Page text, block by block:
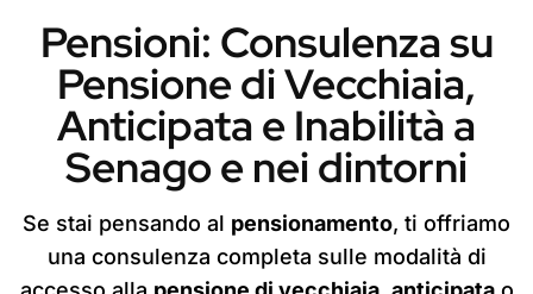
Pensioni: Consulenza su
Pensione di Vecchiaia,
Anticipata e Inabilità a
Senago e nei dintorni
Se stai pensando al pensionamento, ti offriamo
una consulenza completa sulle modalità di